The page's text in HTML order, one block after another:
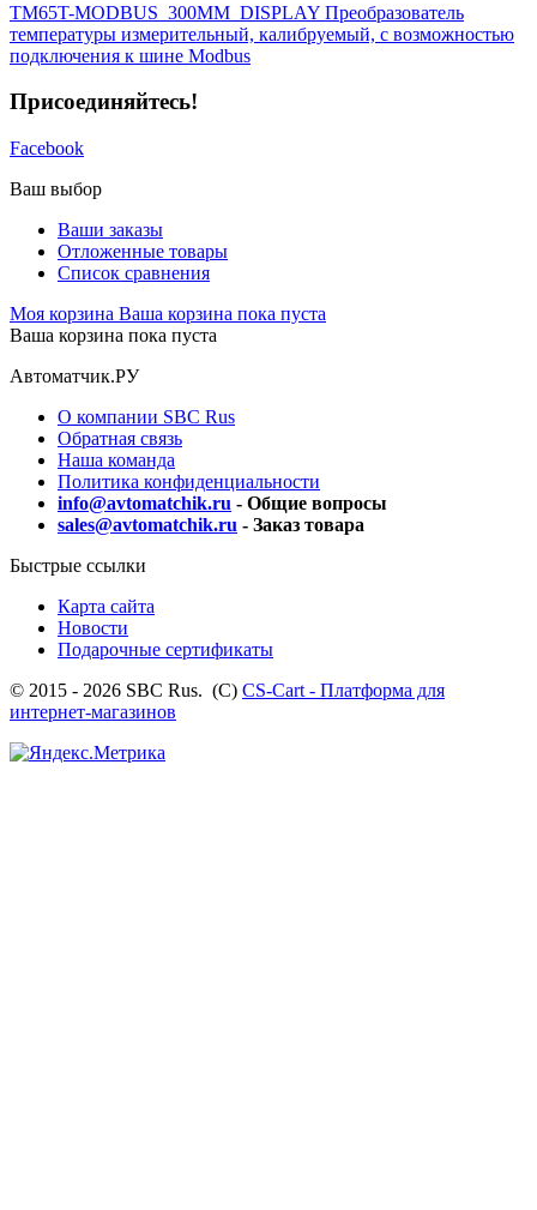
TM65T-MODBUS_300MM_DISPLAY Преобразователь
температуры измерительный, калибруемый, c возможностью
подключения к шине Modbus
Присоединяйтесь!
Facebook
Ваш выбор
Ваши заказы
Отложенные товары
Список сравнения
Моя корзина Ваша корзина пока пуста
Ваша корзина пока пуста
Автоматчик.РУ
О компании SBC Rus
Обратная связь
Наша команда
Политика конфиденциальности
info@avtomatchik.ru - Общие вопросы
sales@avtomatchik.ru - Заказ товара
Быстрые ссылки
Карта сайта
Новости
Подарочные сертификаты
© 2015 - 2026 SBC Rus. (С) CS-Cart - Платформа для
интернет-магазинов